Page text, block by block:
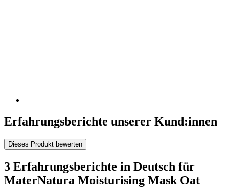
Erfahrungsberichte unserer Kund:innen
Dieses Produkt bewerten
3 Erfahrungsberichte in Deutsch für
MaterNatura Moisturising Mask Oat